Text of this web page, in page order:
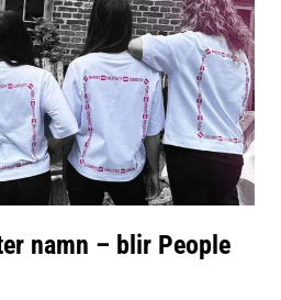
namn – blir People